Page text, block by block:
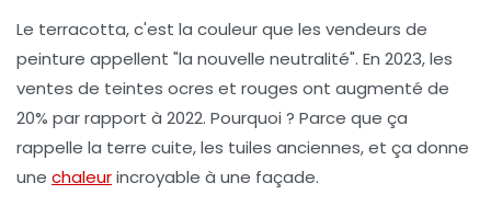
Le terracotta, c'est la couleur que les vendeurs de
peinture appellent "la nouvelle neutralité". En 2023, les
ventes de teintes ocres et rouges ont augmenté de
20% par rapport à 2022. Pourquoi ? Parce que ça
rappelle la terre cuite, les tuiles anciennes, et ça donne
une chaleurincroyable à une façade.